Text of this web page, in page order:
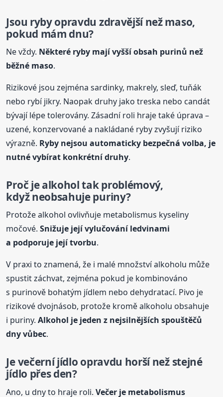
Jsou ryby opravdu zdravější než maso,
pokud mám dnu?
Ne vždy. Některé ryby mají vyšší obsah purinů než
běžné maso.
Rizikové jsou zejména sardinky, makrely, sleď, tuňák
nebo rybí jikry. Naopak druhy jako treska nebo candát
bývají lépe tolerovány. Zásadní roli hraje také úprava –
uzené, konzervované a nakládané ryby zvyšují riziko
výrazně. Ryby nejsou automaticky bezpečná volba, je
nutné vybírat konkrétní druhy.
Proč je alkohol tak problémový,
když neobsahuje puriny?
Protože alkohol ovlivňuje metabolismus kyseliny
močové.Snižuje její vylučování ledvinami
a podporuje její tvorbu.
V praxi to znamená, že i malé množství alkoholu může
spustit záchvat, zejména pokud je kombinováno
s purinově bohatým jídlem nebo dehydratací. Pivo je
rizikové dvojnásob, protože kromě alkoholu obsahuje
i puriny.Alkohol je jeden z nejsilnějších spouštěčů
dny vůbec.
Je večerní jídlo opravdu horší než stejné
jídlo přes den?
Ano, u dny to hraje roli.Večer je metabolismus